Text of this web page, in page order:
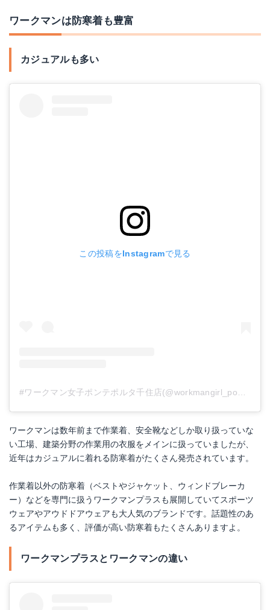
ワークマンは防寒着も豊富
カジュアルも多い
この投稿をInstagramで見る
#ワークマン女子ポンテポルタ千住店(@workmangirl_ponteporta)がシェアした投稿
ワークマンは数年前まで作業着、安全靴などしか取り扱っていな
い工場、建築分野の作業用の衣服をメインに扱っていましたが、
近年はカジュアルに着れる防寒着がたくさん発売されています。
作業着以外の防寒着（ベストやジャケット、ウィンドブレーカ
ー）などを専門に扱うワークマンプラスも展開していてスポーツ
ウェアやアウドドアウェアも大人気のブランドです。話題性のあ
るアイテムも多く、評価が高い防寒着もたくさんありますよ。
ワークマンプラスとワークマンの違い